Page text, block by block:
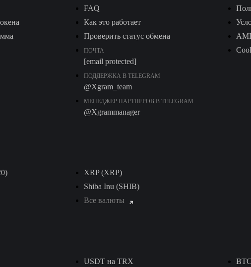
FAQ
Как это работает
Проверить статус обмена
ПОЧТА
[email protected]
ПОДДЕРЖКА В TELEGRAM
@Xgram_team
МЕНЕДЖЕР ПАРТНЁРОВ В TELEGRAM
@Xgrammanager
XRP (XRP)
Shiba Inu (SHIB)
Все валюты
USDT на TRX